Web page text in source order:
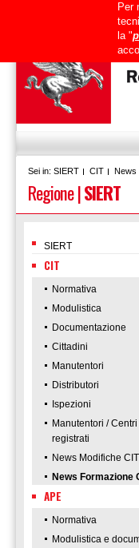
Sei in: SIERT CIT News
Regione|SIERT
SIERT
CIT
Normativa
Modulistica
Documentazione
Cittadini
Manutentori
Distributori
Ispezioni
Manutentori /
registrati
News Modifiche CIT
News Formazione
APE
Normativa
Modulistica e
Per
la "